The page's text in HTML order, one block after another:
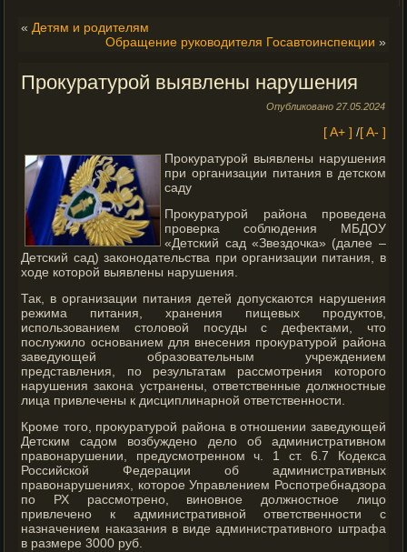
«Детям и родителям
Обращение руководителя Госавтоинспекции »
Прокуратурой выявлены нарушения
Опубликовано 27.05.2024
[ A+ ] /[ A- ]
Прокуратурой выявлены нарушения
при организации питания в детском
саду
Прокуратурой района проведена
проверка соблюдения МБДОУ
«Детский сад «Звездочка» (далее –
Детский сад) законодательства при организации питания, в
ходе которой выявлены нарушения.
Так, в организации питания детей допускаются нарушения
режима питания, хранения пищевых продуктов,
использованием столовой посуды с дефектами, что
послужило основанием для внесения прокуратурой района
заведующей образовательным учреждением
представления, по результатам рассмотрения которого
нарушения закона устранены, ответственные должностные
лица привлечены к дисциплинарной ответственности.
Кроме того, прокуратурой района в отношении заведующей
Детским садом возбуждено дело об административном
правонарушении, предусмотренном ч. 1 ст. 6.7 Кодекса
Российской Федерации об административных
правонарушениях, которое Управлением Роспотребнадзора
по РХ рассмотрено, виновное должностное лицо
привлечено к административной ответственности с
назначением наказания в виде административного штрафа
в размере 3000 руб.